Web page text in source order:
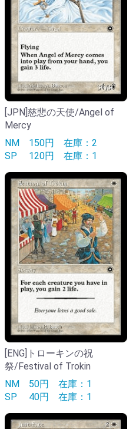
[JPN]慈悲の天使/Angel of
Mercy
NM 150円 在庫：2
SP
120円 在庫：1
[ENG]トローキンの祝
祭/Festival of Trokin
NM 50円 在庫：1
SP
40円 在庫：1